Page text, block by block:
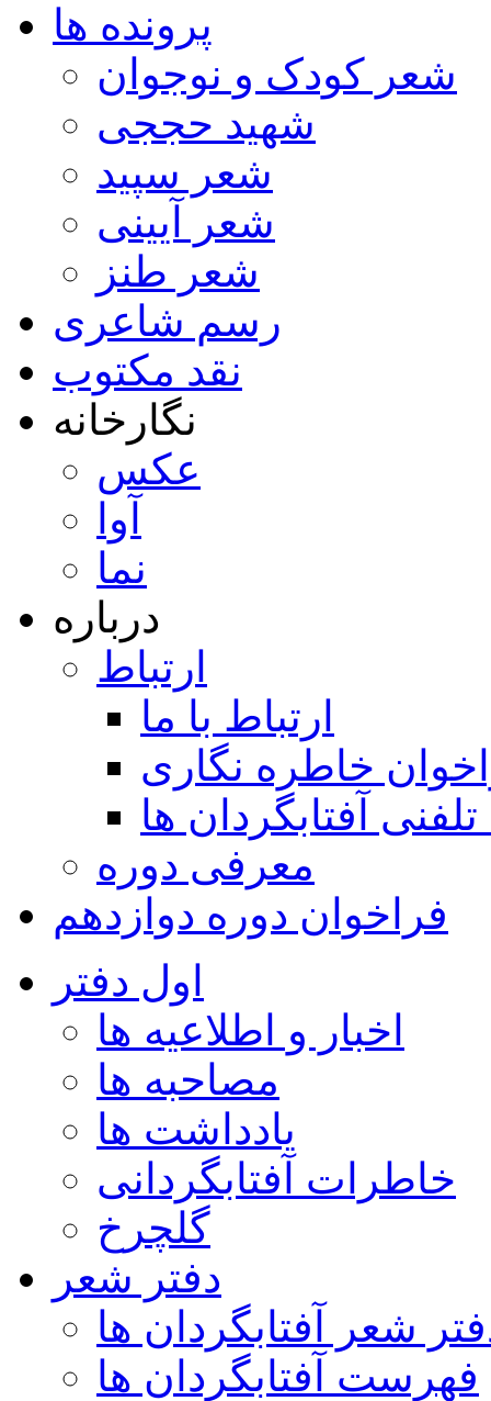
پرونده ها
شعر کودک و نوجوان
شهید حججی
شعر سپید
شعر آیینی
شعر طنز
رسم شاعری
نقد مکتوب
نگارخانه
عکس
آوا
نما
درباره
ارتباط
ارتباط با ما
خاطره نگاری
تلفنی آفتابگردان ها
معرفی دوره
فراخوان دوره دوازدهم
اول دفتر
اخبار و اطلاعیه ها
مصاحبه ها
یادداشت ها
خاطرات آفتابگردانی
گلچرخ
دفتر شعر
شعر آفتابگردان ها
فهرست آفتابگردان ها